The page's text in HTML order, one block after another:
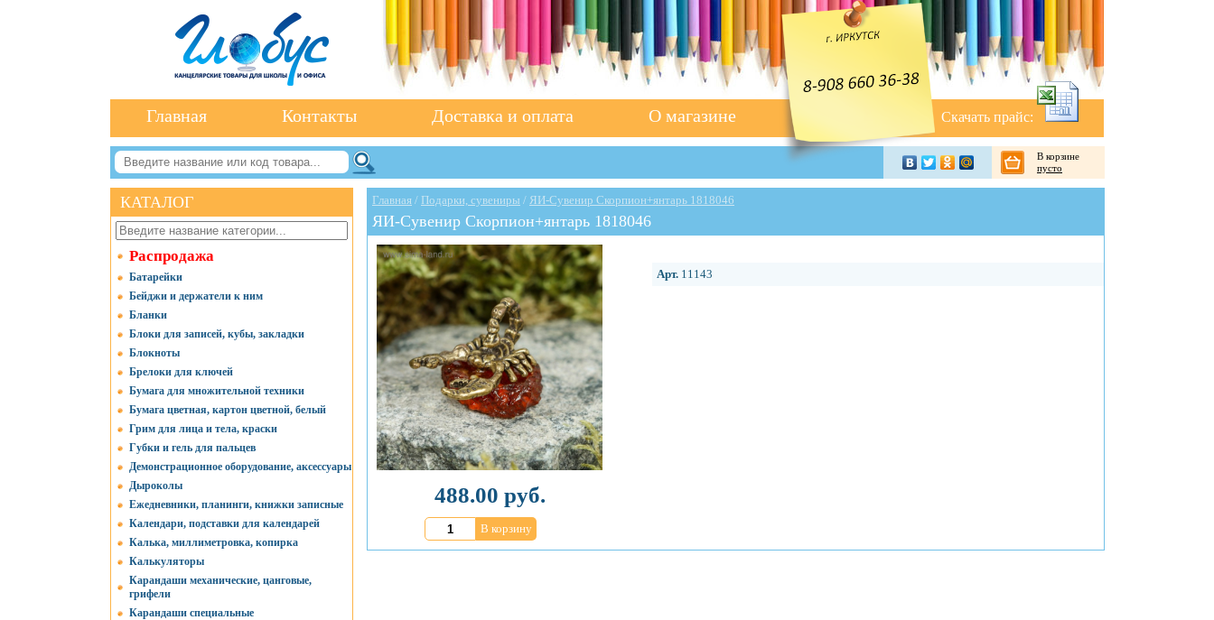
Скачать прайс:
Главная Контакты Доставка и оплата О магазине
В корзине
пусто
КАТАЛОГ
Распродажа
Батарейки
Бейджи и держатели к ним
Бланки
Блоки для записей, кубы, закладки
Блокноты
Брелоки для ключей
Бумага для множительной техники
Бумага цветная, картон цветной, белый
Грим для лица и тела, краски
Губки и гель для пальцев
Демонстрационное оборудование, аксессуары
Дыроколы
Ежедневники, планинги, книжки записные
Календари, подставки для календарей
Калька, миллиметровка, копирка
Калькуляторы
Карандаши механические, цанговые,
грифели
Карандаши специальные
Главная / Подарки, сувениры / ЯИ-Сувенир Скорпион+янтарь 1818046
ЯИ-Сувенир Скорпион+янтарь 1818046
Арт. 11143
488.00 руб.
В корзину